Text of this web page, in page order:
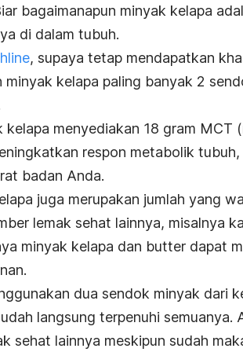
bagaimanapun minyak kelapa
di dalam tubuh.
, supaya tetap mendapatkan
minyak kelapa paling banyak 2
kelapa menyediakan 18 gram MCT
respon metabolik
badan Anda.
juga merupakan jumlah yang
lemak sehat lainnya, misalnya
minyak kelapa dan butter dapat
dua sendok minyak dari
langsung terpenuhi semuanya.
sehat lainnya meskipun sudah